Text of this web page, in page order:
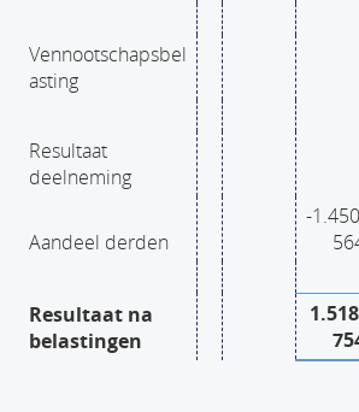
Vennootschapsbel
asting
Resultaat
deelneming
Aandeel derden
-
Resultaat na
belastingen